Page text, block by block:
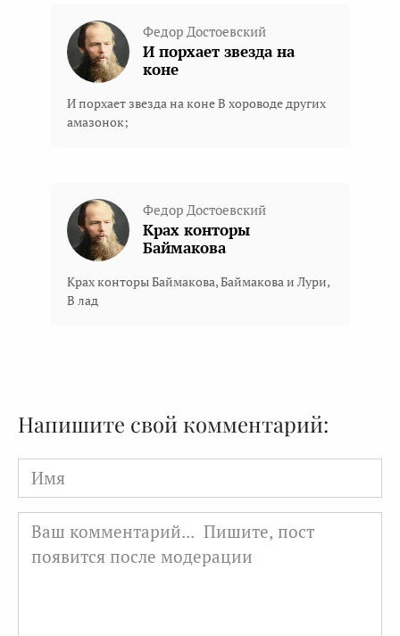
Федор Достоевский
И порхает звезда на
коне
И порхает звезда на коне В хороводе других
амазонок;
Федор Достоевский
Крах конторы
Баймакова
Крах конторы Баймакова, Баймакова и Лури,
В лад
Напишите свой комментарий:
Имя